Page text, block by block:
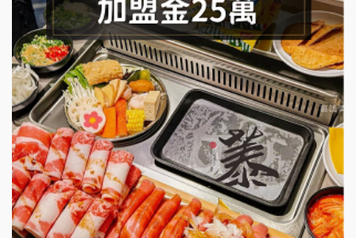
潮味決-湯滷專門店加盟說明會
鬍子茶加盟說明會
鮮茶道加盟說明會
微風亭鐵板燒加盟說明會
漫步藍咖啡加盟說明會
明石章魚燒加盟說明會